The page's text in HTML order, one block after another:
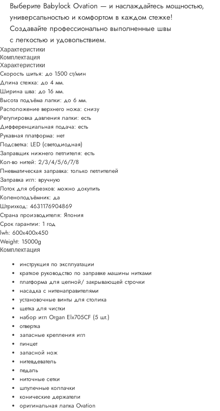
Выберите Babylock Ovation — и наслаждайтесь мощностью,
универсальностью и комфортом в каждом стежке!
Создавайте профессионально выполненные швы
с легкостью и удовольствием.
Характеристики
Комплектация
Характеристики
Скорость шитья: до 1500 ст/мин
Длина стежка: до 4 мм.
Ширина шва: до 16 мм.
Высота подъёма лапки: до 6 мм.
Расположение верхнего ножа: снизу
Регулировка давления лапки: есть
Дифференциальная подача: есть
Рукавная платформа: нет
Подсветка: LED (светодиодная)
Заправщик нижнего петлителя: есть
Кол-во нитей: 2/3/4/5/6/7/8
Пневматическая заправка: только петлителей
Заправка игл: вручную
Лоток для обрезков: можно докупить
Коленоподъёмник: да
Штрихкод: 4631176904869
Страна производителя: Япония
Срок гарантии: 1 год
lwh: 600x400x450
Weight: 15000g
Комплектация
инструкция по эксплуатации
краткое руководство по заправке машины нитками
платформа для цепной/ закрывающей строчки
насадка с нитенаправителями
установочные винты для столика
щетка для чистки
набор игл Organ Elx705CF (5 шт.)
отвертка
запасные крепления игл
пинцет
запасной нож
нитевдеватель
педаль
ниточные сетки
шпулечные колпачки
конические держатели
оригинальная лапка Ovation